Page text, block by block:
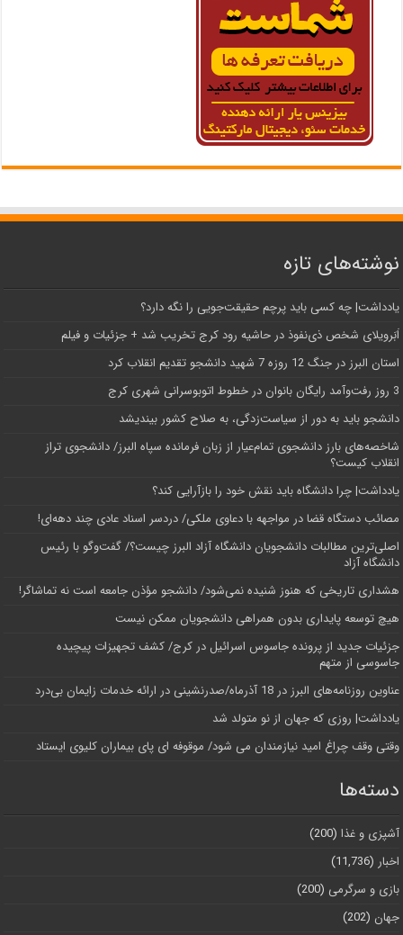
نوشته‌های تازه
یادداشت| ‌چه کسی باید پرچم حقیقت‌جویی را نگه دارد؟
اَبَر‌ویلای شخص ذی‌نفوذ در حاشیه‌ رود کرج تخریب شد + جزئیات و فیلم
استان البرز در جنگ 12 روزه 7 شهید دانشجو تقدیم انقلاب کرد
3 روز رفت‌وآمد رایگان بانوان در خطوط اتوبوسرانی شهری کرج
دانشجو باید به دور از سیاست‌زدگی، به صلاح کشور بیندیشد
شاخصه‌های بارز دانشجوی تمام‌عیار از زبان فرمانده سپاه البرز/ دانشجوی تراز
انقلاب کیست؟
یادداشت| چرا دانشگاه باید نقش خود را بازآرایی کند؟
مصائب دستگاه قضا در مواجهه با دعاوی ملکی/ دردسر اسناد عادی چند‌ دهه‌ای!
اصلی‌ترین مطالبات دانشجویان دانشگاه آزاد البرز چیست؟/ گفت‌وگو با رئیس
دانشگاه آز‌اد
هشداری تاریخی که هنوز شنیده نمی‌شود/ دانشجو مؤذن جامعه است نه تماشاگر!
هیچ توسعه پایداری بدون همراهی دانشجویان ممکن نیست
جزئیات جدید از پرونده جاسوس اسرائیل در کرج/‌ کشف تجهیزات پیچیده
جاسوسی از متهم
عناوین روزنامه‌های البرز در ‌18 آذرماه/صدرنشینی در ارائه خدمات زایمان بی‌درد
یادداشت| روزی که جهان از نو متولد شد
وقتی وقف چراغ امید نیازمندان می شود/ موقوفه ای پای بیماران کلیوی ایستاد
دسته‌ها
آشپزی و غذا (200)
اخبار (11,736)
بازی و سرگرمی (200)
جهان (202)